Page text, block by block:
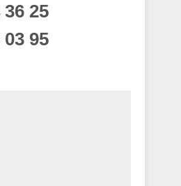
36 25
03 95